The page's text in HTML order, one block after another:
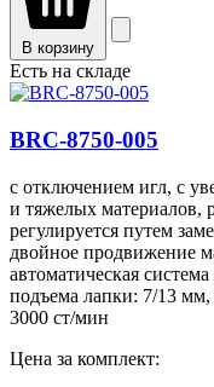
В корзину
Есть на складе
BRC-8750-005
с отключением игл, с
и тяжелых материалов,
регулируется путем
двойное продвижение
автоматическая
подъема лапки: 7/13 мм,
3000 ст/мин
Цена за комплект: